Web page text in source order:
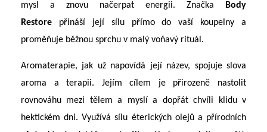
mysl a znovu načerpat energii. Značka
Body
Restore
přináší její sílu přímo do vaší koupelny a
proměňuje běžnou sprchu v malý voňavý rituál.
Aromaterapie, jak už napovídá její název, spojuje slova
aroma a terapii. Jejím cílem je přirozeně nastolit
rovnováhu mezi tělem a myslí a dopřát chvíli klidu v
hektickém dni. Využívá sílu éterických olejů a přírodních